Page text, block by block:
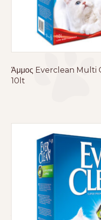
Άμμος Everclean Multi
10lt